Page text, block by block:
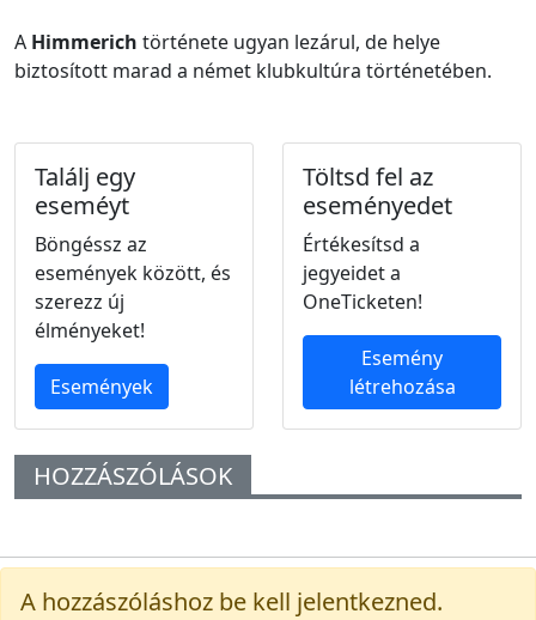
A Himmerich története ugyan lezárul, de helye
biztosított marad a német klubkultúra történetében.
Találj egy
eseméyt
Böngéssz az
események között, és
szerezz új
élményeket!
Események
Töltsd fel az
eseményedet
Értékesítsd a
jegyeidet a
OneTicketen!
Esemény
létrehozása
HOZZÁSZÓLÁSOK
A hozzászóláshoz be kell jelentkezned.